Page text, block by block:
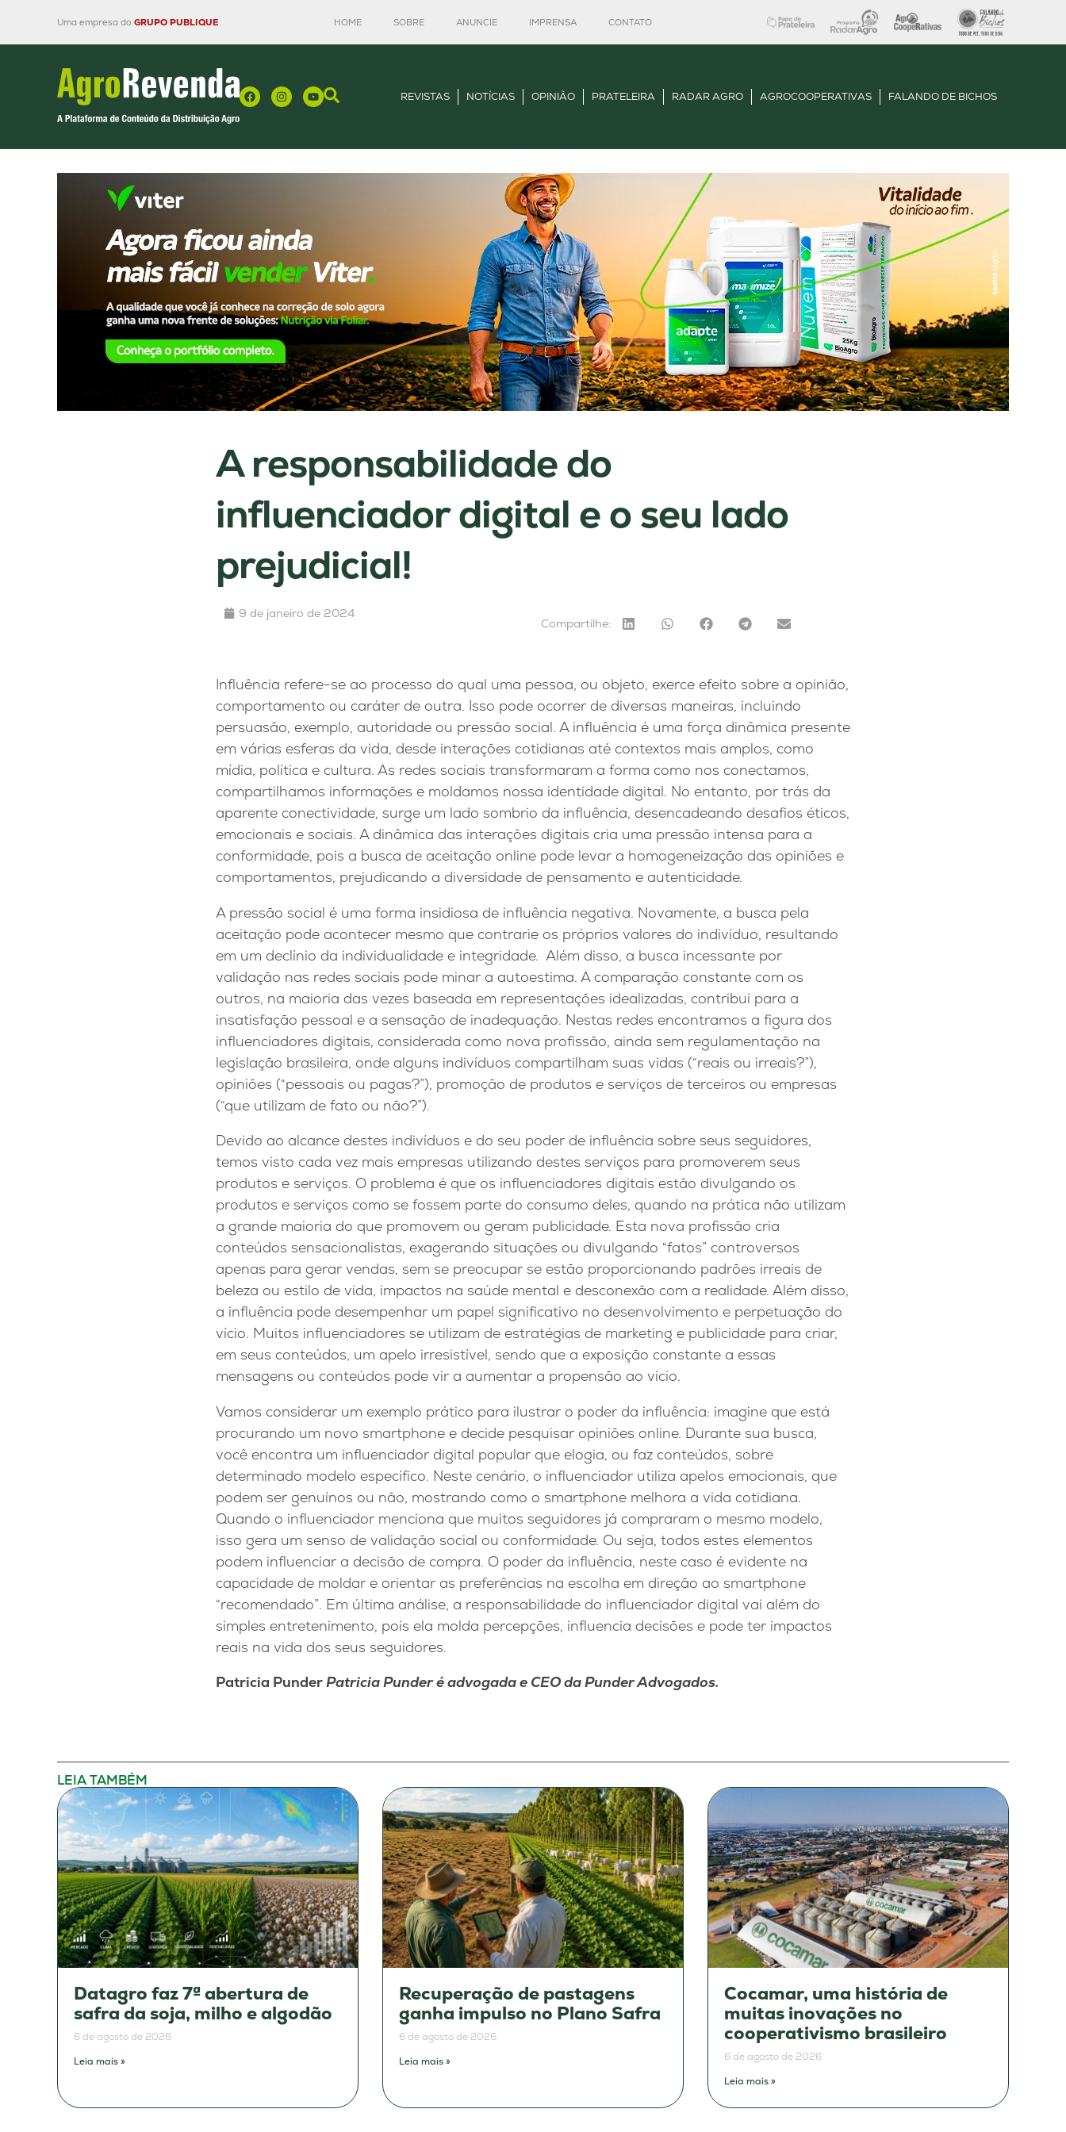
Uma empresa do GRUPO PUBLIQUE HOME SOBRE ANUNCIE IMPRENSA CONTATO
REVISTAS NOTÍCIAS OPINIÃO PRATELEIRA RADAR AGRO AGROCOOPERATIVAS FALANDO DE BICHOS
A responsabilidade do
influenciador digital e o seu lado
prejudicial!
9 de janeiro de 2024
Compartilhe:
Influência refere-se ao processo do qual uma pessoa, ou objeto, exerce efeito sobre a opinião,
comportamento ou caráter de outra. Isso pode ocorrer de diversas maneiras, incluindo
persuasão, exemplo, autoridade ou pressão social. A influência é uma força dinâmica presente
em várias esferas da vida, desde interações cotidianas até contextos mais amplos, como
mídia, política e cultura. As redes sociais transformaram a forma como nos conectamos,
compartilhamos informações e moldamos nossa identidade digital. No entanto, por trás da
aparente conectividade, surge um lado sombrio da influência, desencadeando desafios éticos,
emocionais e sociais. A dinâmica das interações digitais cria uma pressão intensa para a
conformidade, pois a busca de aceitação online pode levar a homogeneização das opiniões e
comportamentos, prejudicando a diversidade de pensamento e autenticidade.
A pressão social é uma forma insidiosa de influência negativa. Novamente, a busca pela
aceitação pode acontecer mesmo que contrarie os próprios valores do indivíduo, resultando
em um declínio da individualidade e integridade. Além disso, a busca incessante por
validação nas redes sociais pode minar a autoestima. A comparação constante com os
outros, na maioria das vezes baseada em representações idealizadas, contribui para a
insatisfação pessoal e a sensação de inadequação. Nestas redes encontramos a figura dos
influenciadores digitais, considerada como nova profissão, ainda sem regulamentação na
legislação brasileira, onde alguns indivíduos compartilham suas vidas (“reais ou irreais?”),
opiniões (“pessoais ou pagas?”), promoção de produtos e serviços de terceiros ou empresas
(“que utilizam de fato ou não?”).
Devido ao alcance destes indivíduos e do seu poder de influência sobre seus seguidores,
temos visto cada vez mais empresas utilizando destes serviços para promoverem seus
produtos e serviços. O problema é que os influenciadores digitais estão divulgando os
produtos e serviços como se fossem parte do consumo deles, quando na prática não utilizam
a grande maioria do que promovem ou geram publicidade. Esta nova profissão cria
conteúdos sensacionalistas, exagerando situações ou divulgando “fatos” controversos
apenas para gerar vendas, sem se preocupar se estão proporcionando padrões irreais de
beleza ou estilo de vida, impactos na saúde mental e desconexão com a realidade. Além disso,
a influência pode desempenhar um papel significativo no desenvolvimento e perpetuação do
vício. Muitos influenciadores se utilizam de estratégias de marketing e publicidade para criar,
em seus conteúdos, um apelo irresistível, sendo que a exposição constante a essas
mensagens ou conteúdos pode vir a aumentar a propensão ao vício.
Vamos considerar um exemplo prático para ilustrar o poder da influência: imagine que está
procurando um novo smartphone e decide pesquisar opiniões online. Durante sua busca,
você encontra um influenciador digital popular que elogia, ou faz conteúdos, sobre
determinado modelo específico. Neste cenário, o influenciador utiliza apelos emocionais, que
podem ser genuínos ou não, mostrando como o smartphone melhora a vida cotidiana.
Quando o influenciador menciona que muitos seguidores já compraram o mesmo modelo,
isso gera um senso de validação social ou conformidade. Ou seja, todos estes elementos
podem influenciar a decisão de compra. O poder da influência, neste caso é evidente na
capacidade de moldar e orientar as preferências na escolha em direção ao smartphone
“recomendado”. Em última análise, a responsabilidade do influenciador digital vai além do
simples entretenimento, pois ela molda percepções, influencia decisões e pode ter impactos
reais na vida dos seus seguidores.
Patricia PunderPatricia Punder é advogada e CEO da Punder Advogados.
LEIA TAMBÉM
Datagro faz 7ª abertura de
safra da soja, milho e algodão
6 de agosto de 2026
Leia mais »
Recuperação de pastagens
ganha impulso no Plano Safra
6 de agosto de 2026
Leia mais »
Cocamar, uma história de
muitas inovações no
cooperativismo brasileiro
6 de agosto de 2026
Leia mais »